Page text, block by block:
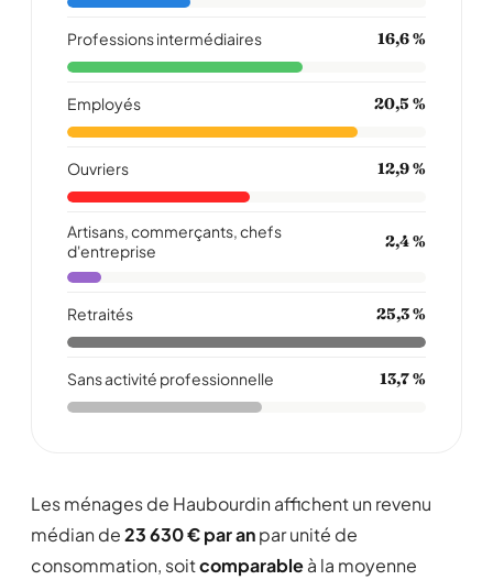
Professions intermédiaires 16,6 %
Employés 20,5 %
Ouvriers 12,9 %
Artisans, commerçants, chefs
d'entreprise
2,4 %
Retraités 25,3 %
Sans activité professionnelle 13,7 %
Les ménages de Haubourdin affichent un revenu
médian de23 630 € par anpar unité de
consommation, soitcomparableà la moyenne